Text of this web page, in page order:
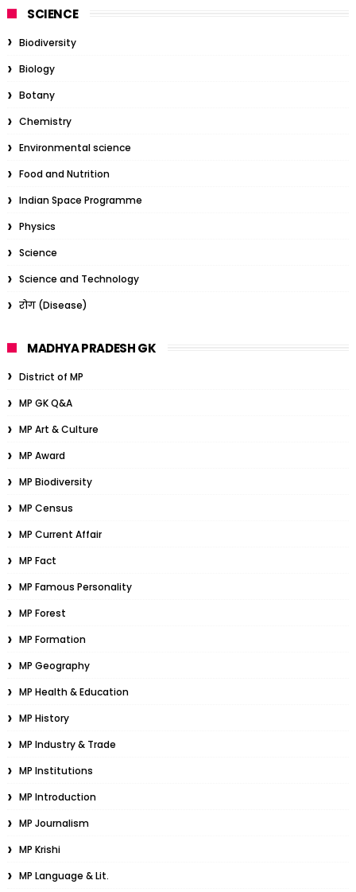
SCIENCE
Biodiversity
Biology
Botany
Chemistry
Environmental science
Food and Nutrition
Indian Space Programme
Physics
Science
Science and Technology
रोग (Disease)
MADHYA PRADESH GK
District of MP
MP GK Q&A
MP Art & Culture
MP Award
MP Biodiversity
MP Census
MP Current Affair
MP Fact
MP Famous Personality
MP Forest
MP Formation
MP Geography
MP Health & Education
MP History
MP Industry & Trade
MP Institutions
MP Introduction
MP Journalism
MP Krishi
MP Language & Lit.